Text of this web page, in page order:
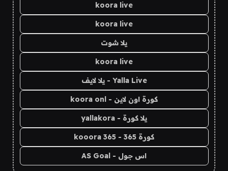
koora live
koora live
يلا شوت
koora live
Yalla Live - يلا لايف
كورة اون لاين - koora onl
يلا كورة - yallakora
كورة 365 - kooora 365
اس جول - AS Goal